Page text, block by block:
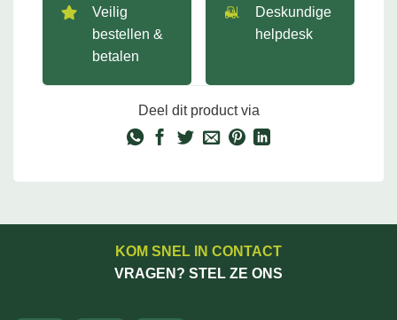
Veilig
bestellen &
betalen
Deskundige
helpdesk
Deel dit product via
KOM SNEL IN CONTACT
VRAGEN? STEL ZE ONS